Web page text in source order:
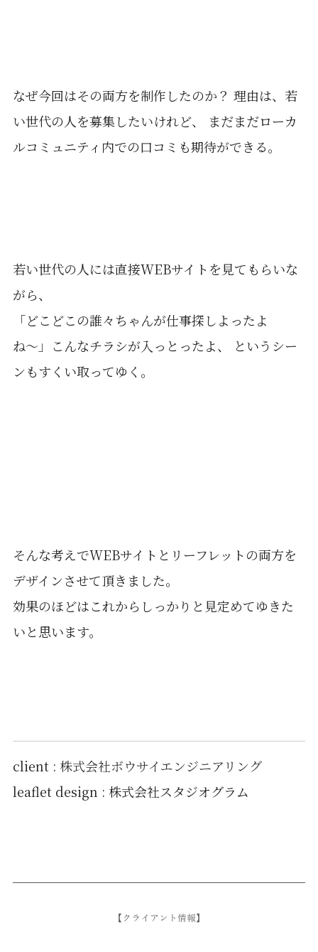
なぜ今回はその両方を制作したのか？ 理由は、若
い世代の人を募集したいけれど、 まだまだローカ
ルコミュニティ内での口コミも期待ができる。
若い世代の人には直接WEBサイトを見てもらいな
がら、
「どこどこの誰々ちゃんが仕事探しよったよ
ね〜」こんなチラシが入っとったよ、 というシー
ンもすくい取ってゆく。
そんな考えでWEBサイトとリーフレットの両方を
デザインさせて頂きました。
効果のほどはこれからしっかりと見定めてゆきた
いと思います。
client : 株式会社ボウサイエンジニアリング
leaflet design : 株式会社スタジオグラム
【クライアント情報】